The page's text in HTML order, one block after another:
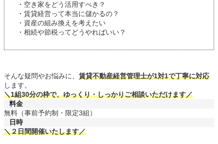
・空き家をどう活用すべき？
・賃貸経営って本当に儲かるの？
・資産の組み換えを考えたい
・相続や節税ってどうやればいい？
そんな疑問やお悩みに、 賃貸不動産経営管理士が1対1で丁寧に対応
します。
＼1組30分の枠で、ゆっくり・しっかりご相談いただけます／
料金
無料（事前予約制・限定3組）
日時
＼２日間開催いたします／